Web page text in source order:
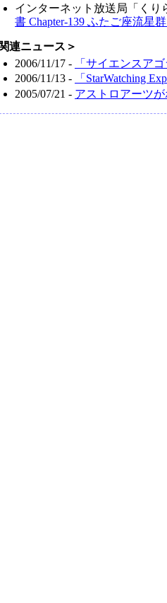
インターネット放送局「くり
書 Chapter-139 ふたご座流星
連ニュース＞
2006/11/17 -
「サイエンスア
2006/11/13 -
「StarWatching
2005/07/21 - アストロアーツが